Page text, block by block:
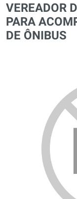
VEREADOR
PARA
DE ÔNIBUS